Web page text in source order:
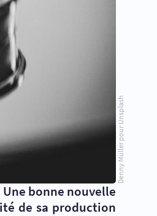
Denny Müller pour Unsplash
bonne nouvelle
de sa production